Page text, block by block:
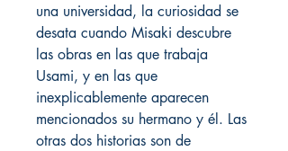
una universidad, la curiosidad se
desata cuando Misaki descubre
las obras en las que trabaja
Usami, y en las que
inexplicablemente aparecen
mencionados su hermano y él. Las
otras dos historias son de